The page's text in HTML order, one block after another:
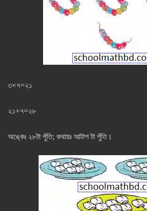
৩×৭=২১
২১+৭=২৮
অঙ্কেঃ ২৮টা পুঁতি; কথায়ঃ আটাশ টা পুঁতি।